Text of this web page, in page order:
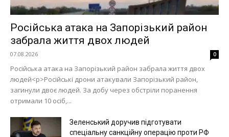
Російська атака на Запорізький район
забрала життя двох людей
07.08.2026 0
Російська атака на Запорізький район забрала життя двох
людей<p>Російські дрони атакували Запорізький район,
загинули двоє людей. За добу через обстріли поранення
отримали 10 осіб,...
Зеленський доручив підготувати
спеціальну санкційну операцію проти РФ